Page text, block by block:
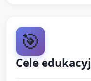
🎯
Cele